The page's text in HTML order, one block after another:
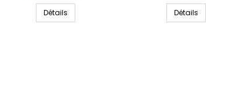
de
base
Détails Détails